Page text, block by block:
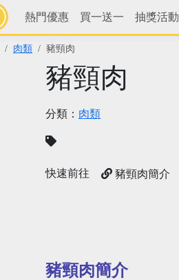
熱門優惠 買一送一 抽獎活動
肉類 豬頸肉
豬頸肉
分類： 肉類
快速前往 豬頸肉簡介
豬頸肉簡介